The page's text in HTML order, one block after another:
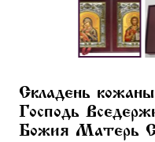
Складень
Господь
Божия Матерь